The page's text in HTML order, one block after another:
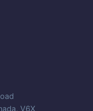
V6X